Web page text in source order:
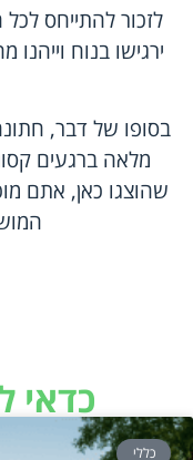
לזכור להתייחס
ירגישו בנוח
בסופו של דבר,
מלאה ברגעים
שהוצגו כאן, אתם
כדאי
כללי